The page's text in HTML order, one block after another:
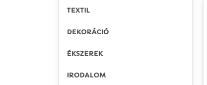
TEXTIL
DEKORÁCIÓ
ÉKSZEREK
IRODALOM